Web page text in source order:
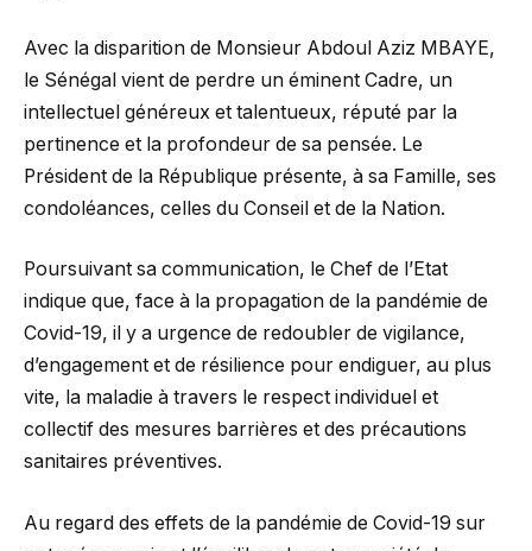
Avec la disparition de Monsieur Abdoul Aziz MBAYE,
le Sénégal vient de perdre un éminent Cadre, un
intellectuel généreux et talentueux, réputé par la
pertinence et la profondeur de sa pensée. Le
Président de la République présente, à sa Famille, ses
condoléances, celles du Conseil et de la Nation.
Poursuivant sa communication, le Chef de l’Etat
indique que, face à la propagation de la pandémie de
Covid-19, il y a urgence de redoubler de vigilance,
d’engagement et de résilience pour endiguer, au plus
vite, la maladie à travers le respect individuel et
collectif des mesures barrières et des précautions
sanitaires préventives.
Au regard des effets de la pandémie de Covid-19 sur